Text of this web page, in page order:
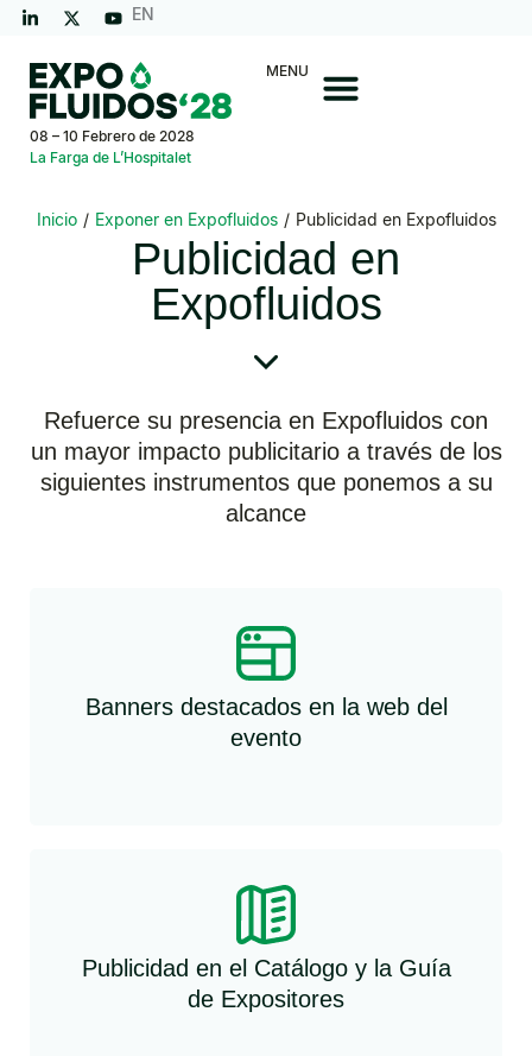
EN
08 – 10 Febrero de 2028
La Farga de L’Hospitalet
MENU
Inicio / Exponer en Expofluidos / Publicidad en Expofluidos
Publicidad en
Expofluidos
Refuerce su presencia en Expofluidos con
un mayor impacto publicitario a través de los
siguientes instrumentos que ponemos a su
alcance
Banners destacados en la web del
evento
Publicidad en el Catálogo y la Guía
de Expositores